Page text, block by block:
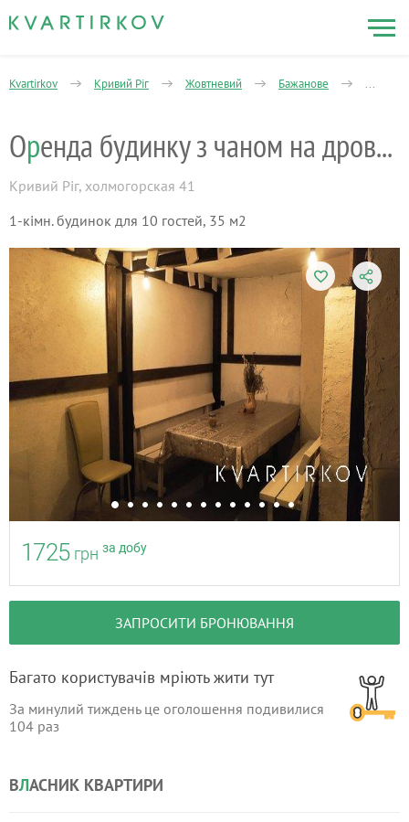
Kvartirkov Кривий Ріг Жовтневий Бажанове 1-
Ор енда будинку з чаном на дровах
Кривий Ріг, холмогорская 41
1-кімн. будинок для 10 гостей, 35 м2
1725 грн за добу
ЗАПРОСИТИ БРОНЮВАННЯ
Багато користувачів мріють жити тут
За минулий тиждень це оголошення подивилися
104 раз
ВЛАСНИК КВАРТИРИ